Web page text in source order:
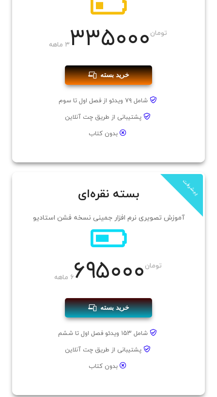
تومان ۳۳۵۰۰۰۳ ماهه
خرید بسته
شامل ۷۹ ویدئو از فصل اول تا سوم
پشتیبانی از طریق چت آنلاین
بدون کتاب
پیشرفت بسته نقره‌ای
آموزش تصویری نرم افزار جمینی نسخه فشن استادیو
تومان ۶۹۵۰۰۰۶ ماهه
خرید بسته
شامل ۱۵۳ ویدئو فصل اول تا ششم
پشتیبانی از طریق چت آنلاین
بدون کتاب